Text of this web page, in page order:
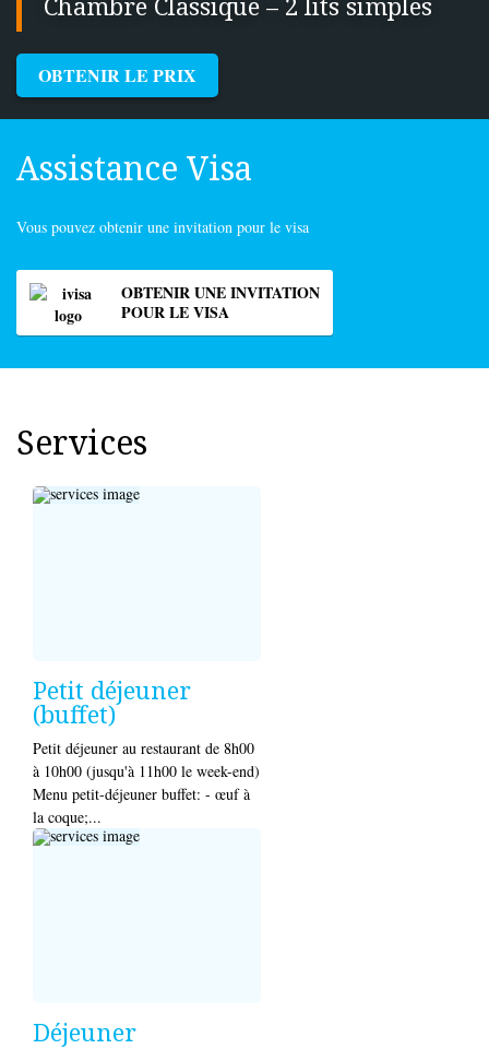
OBTENIR LE PRIX
Assistance Visa
Vous pouvez obtenir une invitation pour le visa
OBTENIR UNE INVITATION
POUR LE VISA
Services
Petit déjeuner
(buffet)
Petit déjeuner au restaurant de 8h00
à 10h00 (jusqu'à 11h00 le week-end)
Menu petit-déjeuner buffet: - œuf à
la coque;...
Déjeuner